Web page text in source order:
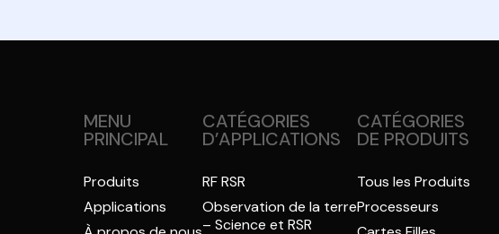
MENU
PRINCIPAL
Produits
Applications
CATÉGORIES
D’APPLICATIONS
RF RSR
Observation de la terre
– Science et RSR
CATÉGORIES
DE PRODUITS
Tous les Produits
Processeurs